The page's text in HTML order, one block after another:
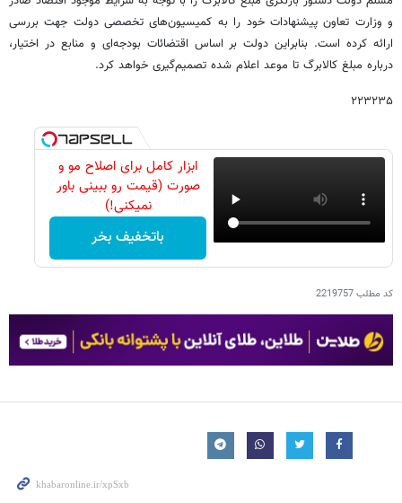
و وزارت تعاون پیشنهادات خود را به کمیسیون‌های تخصصی دولت جهت بررسی
ارائه کرده است. بنابراین دولت بر اساس اقتضائات بودجه‌ای و منابع در اختیار،
درباره مبلغ کالابرگ تا موعد اعلام شده تصمیم‌گیری خواهد کرد.
۲۲۳۲۳۵
ابزار کامل برای اصلاح مو و
صورت (قیمت رو ببینی باور
نمیکنی!)
باتخفیف بخر
کد مطلب2219757